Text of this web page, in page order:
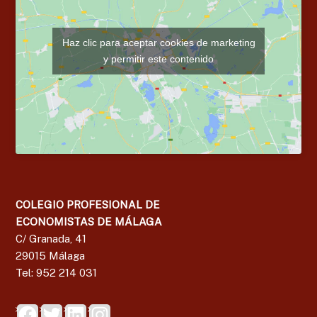
Haz clic para aceptar cookies de marketing
y permitir este contenido
COLEGIO PROFESIONAL DE
ECONOMISTAS DE MÁLAGA
C/ Granada, 41
29015 Málaga
Tel: 952 214 031